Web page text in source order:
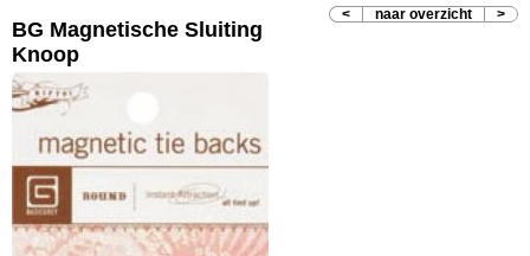
< naar overzicht >
BG Magnetische Sluiting
Knoop